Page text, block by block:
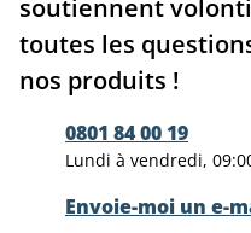
soutiennent
toutes les
nos produits !
0801 84 00 19
Lundi à vendredi,
Envoie-moi un e-